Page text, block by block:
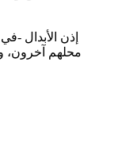
إذن الأبدال -
محلهم آخرون،